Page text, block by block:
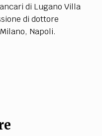
di Lugano Villa
di dottore
Napoli.